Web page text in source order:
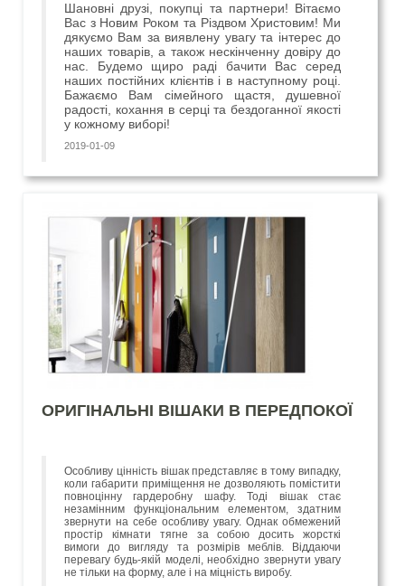
Шановні друзі, покупці та партнери! Вітаємо
Вас з Новим Роком та Різдвом Христовим! Ми
дякуємо Вам за виявлену увагу та інтерес до
наших товарів, а також нескінченну довіру до
нас. Будемо щиро раді бачити Вас серед
наших постійних клієнтів і в наступному році.
Бажаємо Вам сімейного щастя, душевної
радості, кохання в серці та бездоганної якості
у кожному виборі!
2019-01-09
ОРИГІНАЛЬНІ ВІШАКИ В ПЕРЕДПОКОЇ
Особливу цінність вішак представляє в тому випадку,
коли габарити приміщення не дозволяють помістити
повноцінну гардеробну шафу. Тоді вішак стає
незамінним функціональним елементом, здатним
звернути на себе особливу увагу. Однак обмежений
простір кімнати тягне за собою досить жорсткі
вимоги до вигляду та розмірів меблів. Віддаючи
перевагу будь-якій моделі, необхідно звернути увагу
не тільки на форму, але і на міцність виробу.